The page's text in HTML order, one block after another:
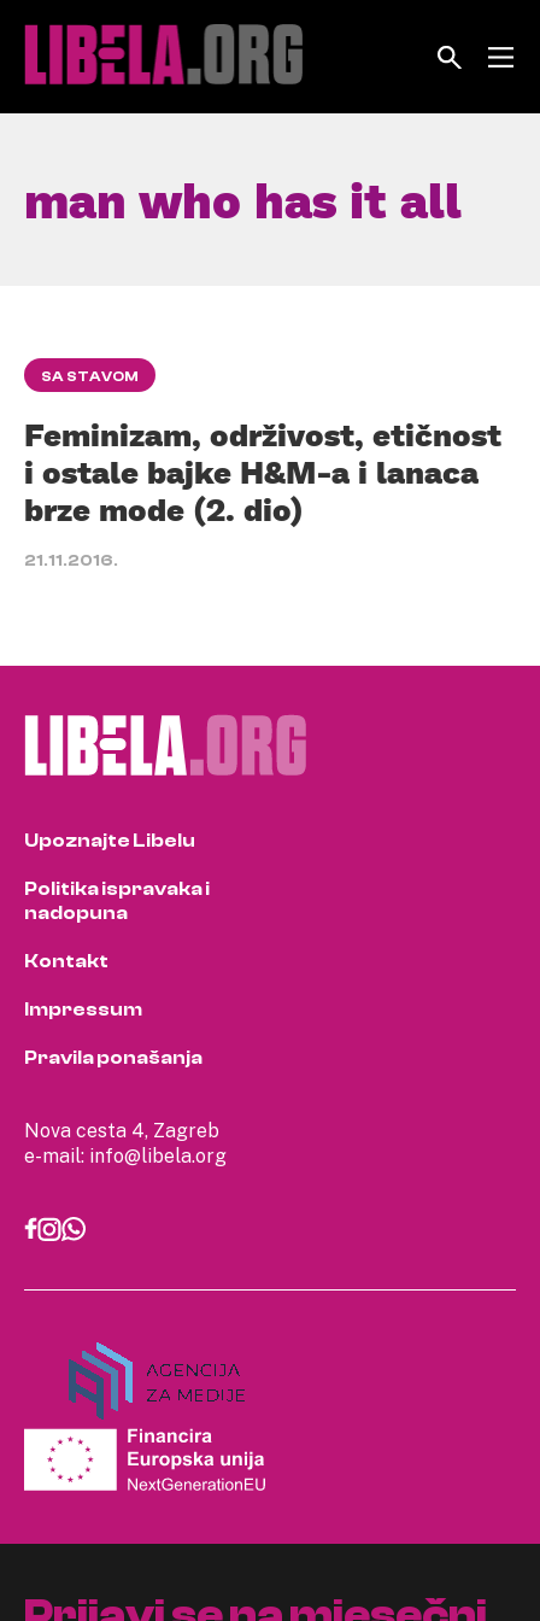
man who has it all
SA STAVOM
Feminizam, održivost, etičnost
i ostale bajke H&M-a i lanaca
brze mode (2. dio)
21.11.2016.
Nova cesta 4, Zagreb
e-mail: info@libela.org
Upoznajte Libelu
Politika ispravaka i
nadopuna
Kontakt
Impressum
Pravila ponašanja